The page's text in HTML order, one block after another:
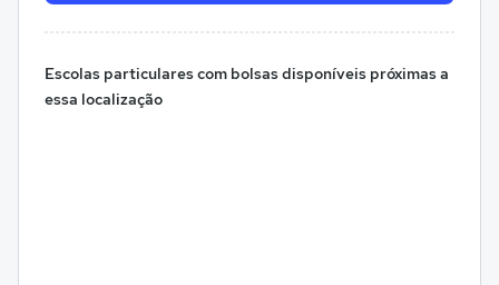
Escolas particulares com bolsas disponíveis próximas a
essa localização